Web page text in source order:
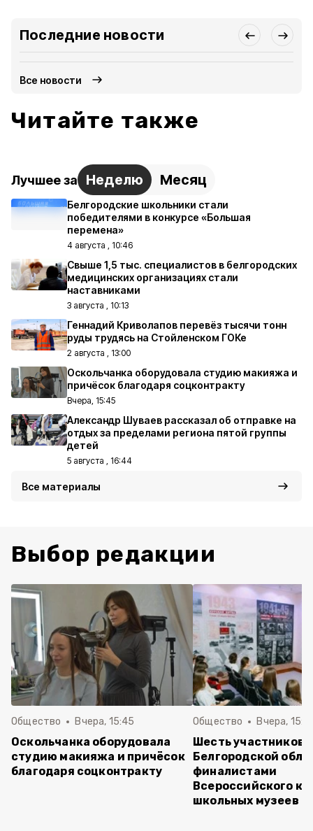
Последние новости
Все новости
Читайте также
Лучшее за Неделю Месяц
Белгородские школьники стали
победителями в конкурсе «Большая
перемена»
4 августа , 10:46
Свыше 1,5 тыс. специалистов в белгородских
медицинских организациях стали
наставниками
3 августа , 10:13
Геннадий Криволапов перевёз тысячи тонн
руды трудясь на Стойленском ГОКе
2 августа , 13:00
Оскольчанка оборудовала студию макияжа и
причёсок благодаря соцконтракту
Вчера, 15:45
Александр Шуваев рассказал об отправке на
отдых за пределами региона пятой группы
детей
5 августа , 16:44
Все материалы
Выбор редакции
Общество Вчера, 15:45
Оскольчанка оборудовала
студию макияжа и причёсок
благодаря соцконтракту
Общество Вчера,
Шесть участников
Белгородской
финалистами
Всероссийского
школьных музеев